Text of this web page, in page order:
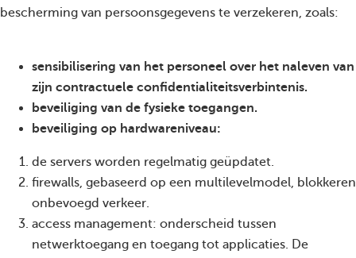
bescherming van persoonsgegevens te verzekeren, zoals:
sensibilisering van het personeel over het naleven van
zijn contractuele confidentialiteitsverbintenis.
beveiliging van de fysieke toegangen.
beveiliging op hardwareniveau:
de servers worden regelmatig geüpdatet.
firewalls, gebaseerd op een multilevelmodel, blokkeren
onbevoegd verkeer.
access management: onderscheid tussen
netwerktoegang en toegang tot applicaties. De